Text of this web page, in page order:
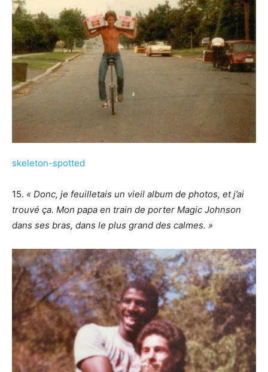
skeleton-spotted
15. « Donc, je feuilletais un vieil album de photos, et j’ai
trouvé ça. Mon papa en train de porter Magic Johnson
dans ses bras, dans le plus grand des calmes. »